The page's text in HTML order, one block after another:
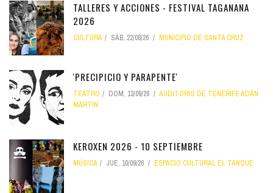
TALLERES Y ACCIONES - FESTIVAL TAGANANA
2026
CULTURA SÁB, 22/08/26 MUNICIPIO DE SANTA CRUZ
'PRECIPICIO Y PARAPENTE'
TEATRO DOM, 13/09/26
AUDITORIO DE TENERIFE ADÁN
MARTÍN
KEROXEN 2026 - 10 SEPTIEMBRE
MÚSICA JUE, 10/09/26 ESPACIO CULTURAL EL TANQUE